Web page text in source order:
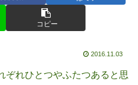
コピー
2016.11.03
ぞれひとつやふたつあると思